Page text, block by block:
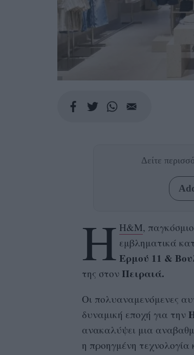
Δείτε
Η H&M,
εμβληματικά
Ερμού 11 &
της στον Πειραιά.
Οι πολυαναμενόμενες
δυναμική εποχή για την
ανακαλύψει μια
η προηγμένη τεχνολογία